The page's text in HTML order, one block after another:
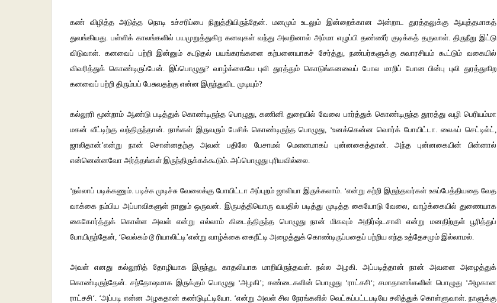
கண் விழித்த அடுத்த நொடி உச்சரிப்பை நிறுத்தியிருந்தேன் மனமும் உடலும் இன்றைக்கான அன்றாட துரத்தலுக்கு
ஆயுத்தமாகத்
துவங்கியது பள்ளிக் காலங்களில் பயமுறுத்துகிற கனவுகள் வந்து அலறினால் அம்மா எழுப்பி தண்ணீர் குடிக்கத் தருவாள் திருநீறு இட்டு
விடுவாள்
கனவைப் பற்றி இன்னும் கூடுதல் பயங்கரங்களை கற்பனையாகச் சேர்த்து, நண்பர்களுக்கு சுவாரசியம் கூட்டும் வகையில்
விவரித்துக் கொண்டிருப்பேன் இப்பொழுது? வாழ்க்கையே புலி துரத்தும் கொடுங்கனவைப் போல மாறிப் போன பின்பு புலி துரத்துகிற
கனவைப் பற்றி திரும்பப் பேசுவதற்கு என்ன இருந்துவிட முடியும்?
கல்லூரி மூன்றாம் ஆண்டு படித்துக் கொண்டிருந்த பொழுது ,கணினி துறையில் வேலை பார்த்துக் கொண்டிருந்த தூரத்து வழி பெரியம்மா
மகன் வீட்டிற்கு வந்திருந்தான் நாங்கள் இருவரும் பேசிக் கொண்டிருந்த பொழுது , ‘உனக்கென்ன வொர்க் போயிட்டா .லைஃப் செட்டில்ட்
ஜாலிதான்’என்று நான் சொன்னதற்கு அவன் பதிலே பேசாமல் மெளனமாகப் புன்னகைத்தான் அந்த புன்னகையின்
பின்னால்
என்னென்னவோ அர்த்தங்கள் இருந்திருக்கக்கூடும் அப்பொழுது புரியவில்லை
‘நல்லாப் படிக்கணும் படிச்சு முடிச்சு வேலைக்கு போயிட்டா அப்புறம் ஜாலியா இருக்கலாம் . ‘என்று சுற்றி இருந்தவர்கள் உசுப்பேத்தியதை வேத
வாக்கை நம்பிய அப்பாவிகளுள் நானும் ஒருவன் இருபத்தியொரு வயதில் படித்து முடித்த கையோடு வேலை வாழ்க்கையில் துணையாக
கைகோர்த்துக் கொள்ள அவள் என்று எல்லாம் கிடைத்திருந்த பொழுது நான் மிகவும் அதிர்ஷ்டசாலி என்று மனதிற்குள்
பூரித்துப்
போயிருந்தேன் , ‘வெல்கம் டூ ரியாலிட்டி ’என்று வாழ்க்கை கைநீட்டி அழைத்துக் கொண்டிருப்பதைப் பற்றிய எந்த உத்தேசமும் இல்லாமல்
அவள் எனது கல்லூரித் தோழியாக இருந்து, காதலியாக மாறியிருந்தவள்.நல்ல அழகி .அப்படித்தான் நான் அவளை
அழைத்துக்
கொண்டிருந்தேன்
சந்தோஷமாக இருக்கும் பொழுது‘அழகி’; சண்டைகளின் பொழுது ‘ராட்சசி‘;சமாதானங்களின் பொழுது ‘அழகான
ராட்சசி‘. ‘அப்படி என்ன அழகதான் கண்டுடிட்டியோ . ‘என்று அவள் சில நேரங்களில் வெட்கப்பட்டபடியே சலித்துக் கொள்ளுவாள்.நாளுக்கு